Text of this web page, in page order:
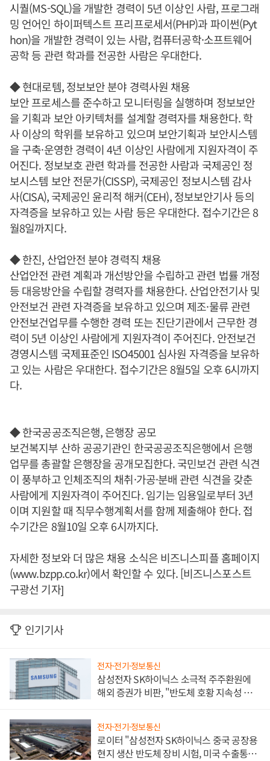
시퀄(MS-SQL)을 개발한 경력이 5년 이상인 사람, 프로그래
밍 언어인 하이퍼텍스트 프리프로세서(PHP)과 파이썬(Pyt
hon)을 개발한 경력이 있는 사람, 컴퓨터공학·소프트웨어
공학 등 관련 학과를 전공한 사람은 우대한다.
◆ 현대로템, 정보보안 분야 경력사원 채용
보안 프로세스를 준수하고 모니터링을 실행하며 정보보안
을 기획과 보안 아키텍처를 설계할 경력자를 채용한다. 학
사 이상의 학위를 보유하고 있으며 보안기획과 보안시스템
을 구축·운영한 경력이 4년 이상인 사람에게 지원자격이 주
어진다. 정보보호 관련 학과를 전공한 사람과 국제공인 정
보시스템 보안 전문가(CISSP), 국제공인 정보시스템 감사
사(CISA), 국제공인 윤리적 해커(CEH), 정보보안기사 등의
자격증을 보유하고 있는 사람 등은 우대한다. 접수기간은 8
월8일까지다.
◆ 한진, 산업안전 분야 경력직 채용
산업안전 관련 계획과 개선방안을 수립하고 관련 법률 개정
등 대응방안을 수립할 경력자를 채용한다. 산업안전기사 및
안전보건 관련 자격증을 보유하고 있으며 제조·물류 관련
안전보건업무를 수행한 경력 또는 진단기관에서 근무한 경
력이 5년 이상인 사람에게 지원자격이 주어진다. 안전보건
경영시스템 국제표준인 ISO45001 심사원 자격증을 보유하
고 있는 사람은 우대한다. 접수기간은 8월5일 오후 6시까지
다.
◆ 한국공공조직은행, 은행장 공모
보건복지부 산하 공공기관인 한국공공조직은행에서 은행
업무를 총괄할 은행장을 공개모집한다. 국민보건 관련 식견
이 풍부하고 인체조직의 채취·가공·분배 관련 식견을 갖춘
사람에게 지원자격이 주어진다. 임기는 임용일로부터 3년
이며 지원할 때 직무수행계획서를 함께 제출해야 한다. 접
수기간은 8월10일 오후 6시까지다.
자세한 정보와 더 많은 채용 소식은 비즈니스피플 홈페이지
(www.bzpp.co.kr)에서 확인할 수 있다. [비즈니스포스트
구광선 기자]
인기기사
전자·전기·정보통신
삼성전자 SK하이닉스 소극적 주주환원에
해외 증권가 비판, "반도체 호황 지속성 의
전자·전기·정보통신
로이터 "삼성전자 SK하이닉스 중국 공장용
현지 생산 반도체 장비 시험, 미국 수출통제